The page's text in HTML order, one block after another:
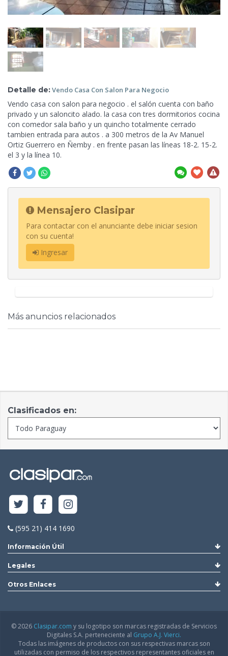
Detalle de:Vendo Casa Con Salon Para Negocio
Vendo casa con salon para negocio . el salón cuenta con baño
privado y un saloncito alado. la casa con tres dormitorios cocina
con comedor sala baño y un quincho totalmente cerrado
tambien entrada para autos . a 300 metros de la Av Manuel
Ortiz Guerrero en Ñemby . en frente pasan las líneas 18-2. 15-2.
el 3 y la línea 10.
Mensajero Clasipar
Para contactar con el anunciante debe iniciar sesion
con su cuenta!
Ingresar
Más anuncios relacionados
Clasificados en:
(595 21) 414 1690
Información Útil
Legales
Otros Enlaces
© 2026 Clasipar.com y su logotipo son marcas registradas de Servicios
Digitales S.A. perteneciente al Grupo A.J. Vierci.
Todas las imágenes de productos con sus respectivas marcas son
utilizadas con permiso de los respectivos representantes oficiales en